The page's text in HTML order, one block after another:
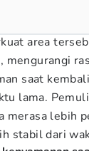
area
mengurangi
saat
lama.
merasa lebih
stabil dari